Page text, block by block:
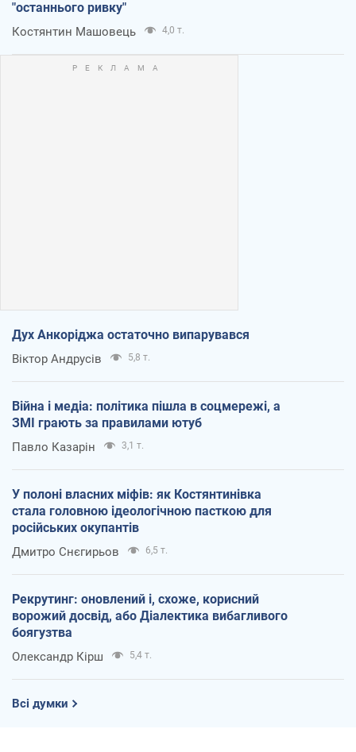
"останнього ривку"
Костянтин Машовець 4,0 т.
Дух Анкоріджа остаточно випарувався
Віктор Андрусів 5,8 т.
Війна і медіа: політика пішла в соцмережі, а
ЗМІ грають за правилами ютуб
Павло Казарін 3,1 т.
У полоні власних міфів: як Костянтинівка
стала головною ідеологічною пасткою для
російських окупантів
Дмитро Снєгирьов 6,5 т.
Рекрутинг: оновлений і, схоже, корисний
ворожий досвід, або Діалектика вибагливого
боягузтва
Олександр Кірш 5,4 т.
Всі думки